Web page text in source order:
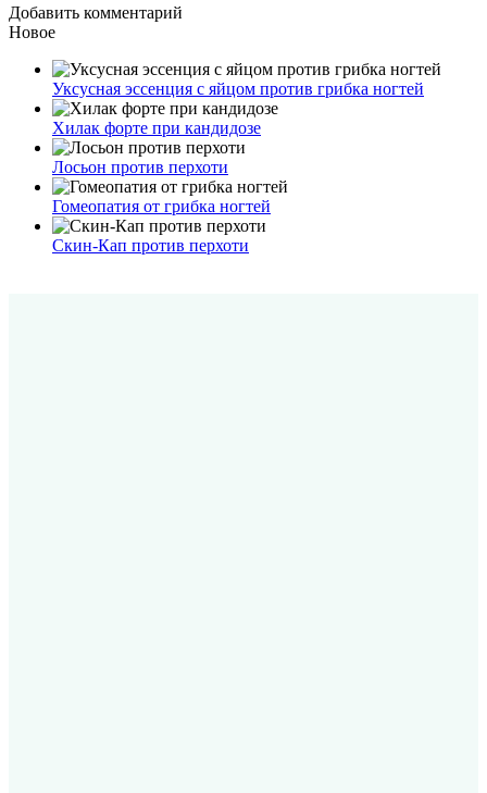
Добавить комментарий
Новое
Уксусная эссенция с яйцом против грибка ногтей
Хилак форте при кандидозе
Лосьон против перхоти
Гомеопатия от грибка ногтей
Скин-Кап против перхоти